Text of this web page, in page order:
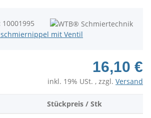
10001995
mit Ventil
16,10 €
inkl. 19% USt. , zzgl. Versand
Stückpreis / Stk